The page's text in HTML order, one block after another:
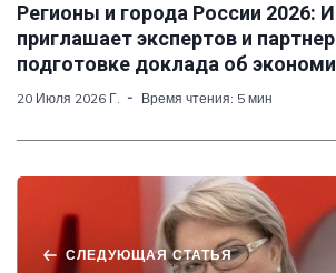
Регионы и города России
приглашает экспертов и
подготовке доклада об
20 Июля 2026 Г. Время чтения: 5 мин
СЛЕДУЮЩАЯ СТАТЬЯ